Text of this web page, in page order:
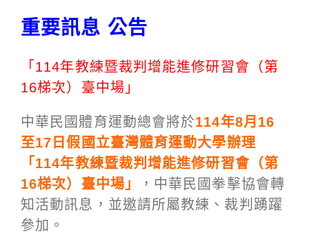
重要訊息 公告
「114年教練暨裁判增能進修研習會（第
16梯次）臺中場」
中華民國體育運動總會將於114年8月16
至17日假國立臺灣體育運動大學辦理
「114年教練暨裁判增能進修研習會（第
16梯次）臺中場」
，中華民國拳擊協會轉
知活動訊息，並邀請所屬教練、裁判踴躍
參加。